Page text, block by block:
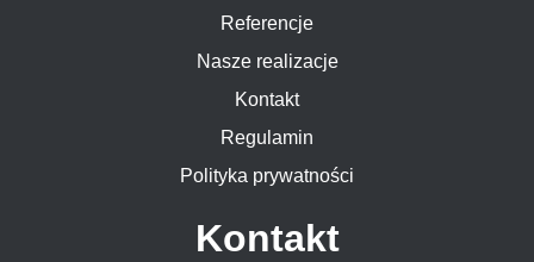
Referencje
Nasze realizacje
Kontakt
Regulamin
Polityka prywatności
Kontakt